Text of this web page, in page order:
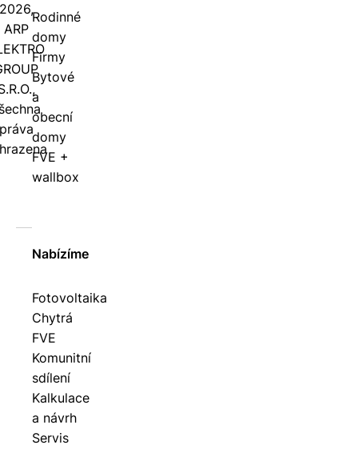
Rodinné
domy
Firmy
Bytové
a
obecní
domy
FVE +
wallbox
Nabízíme
Fotovoltaika
Chytrá
FVE
Komunitní
sdílení
Kalkulace
a návrh
Servis
ARP